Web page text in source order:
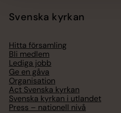
Svenska kyrkan
Hitta församling
Bli medlem
Lediga jobb
Ge en gåva
Organisation
Act Svenska kyrkan
Svenska kyrkan i utlandet
Press – nationell nivå